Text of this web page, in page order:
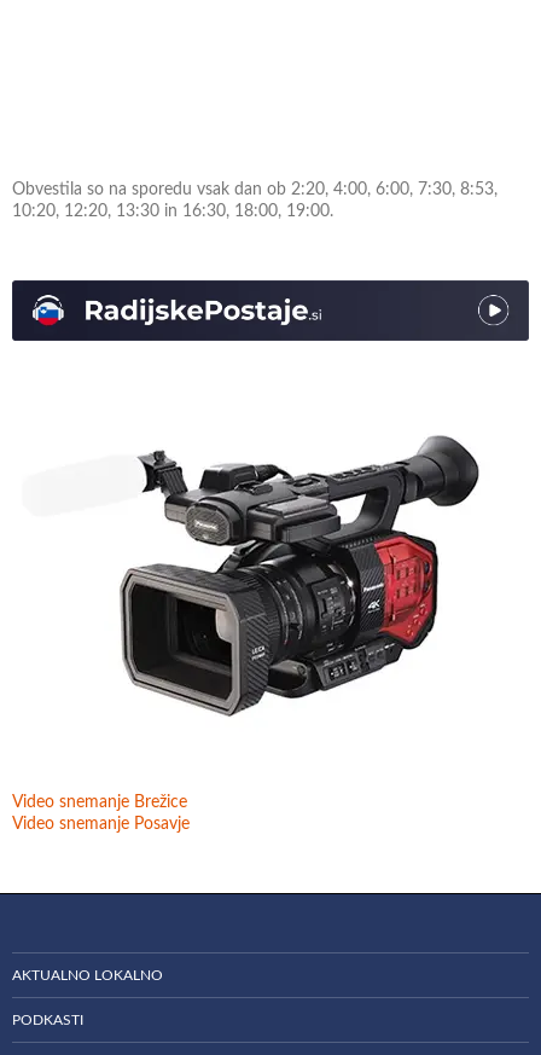
Obvestila so na sporedu vsak dan ob 2:20, 4:00, 6:00, 7:30, 8:53,
10:20, 12:20, 13:30 in 16:30, 18:00, 19:00.
Video snemanje Brežice
Video snemanje Posavje
AKTUALNO LOKALNO
PODKASTI